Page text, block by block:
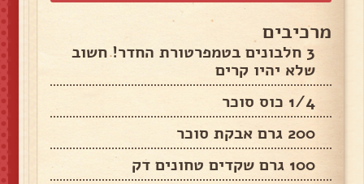
מרכיבים
3 חלבונים בטמפרטורת החדר! חשוב
שלא יהיו קרים
1/4 כוס סוכר
200 גרם אבקת סוכר
100 גרם שקדים טחונים דק